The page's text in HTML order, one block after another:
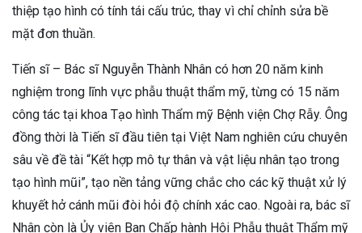
thiệp tạo hình có tính tái cấu trúc, thay vì chỉ chỉnh sửa bề
mặt đơn thuần.
Tiến sĩ – Bác sĩ Nguyễn Thành Nhân có hơn 20 năm kinh
nghiệm trong lĩnh vực phẫu thuật thẩm mỹ, từng có 15 năm
công tác tại khoa Tạo hình Thẩm mỹ Bệnh viện Chợ Rẫy. Ông
đồng thời là Tiến sĩ đầu tiên tại Việt Nam nghiên cứu chuyên
sâu về đề tài “Kết hợp mô tự thân và vật liệu nhân tạo trong
tạo hình mũi”, tạo nền tảng vững chắc cho các kỹ thuật xử lý
khuyết hở cánh mũi đòi hỏi độ chính xác cao. Ngoài ra, bác sĩ
Nhân còn là Ủy viên Ban Chấp hành Hội Phẫu thuật Thẩm mỹ